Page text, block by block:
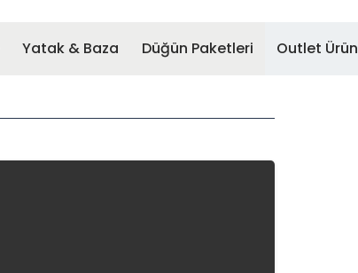
Yatak & Baza Düğün Paketleri Outlet